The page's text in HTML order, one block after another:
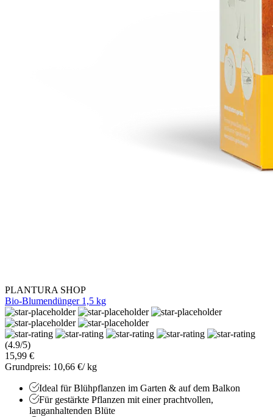
PLANTURA SHOP
Bio-Blumendünger 1,5 kg
(4.9/5)
15,99 €
Grundpreis: 10,66 €/ kg
Ideal für Blühpflanzen im Garten & auf dem Balkon
Für gestärkte Pflanzen mit einer prachtvollen,
langanhaltenden Blüte